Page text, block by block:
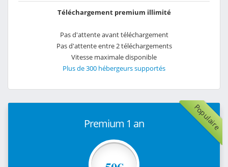
Téléchargement premium illimité
Pas d'attente avant téléchargement
Pas d'attente entre 2 téléchargements
Vitesse maximale disponible
Plus de 300 hébergeurs supportés
Populaire
Premium 1 an